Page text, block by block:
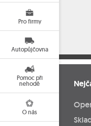
Pro firmy
Autopůjčovna
Pomoc při
nehodě
O nás